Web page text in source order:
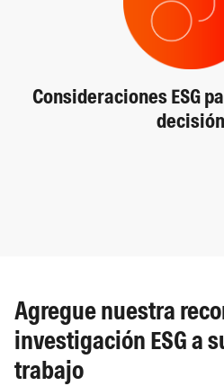
Consideraciones ESG
decisión
Agregue nuestra
investigación ESG a
trabajo